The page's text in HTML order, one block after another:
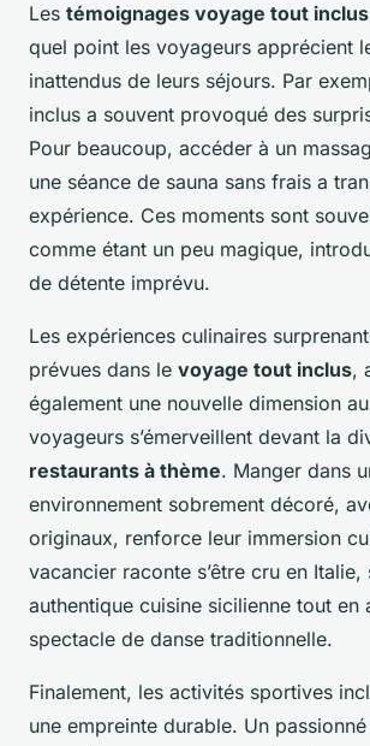
Les témoignages voyage tout inclus
quel point les voyageurs apprécient
inattendus de leurs séjours. Par
inclus a souvent provoqué des
Pour beaucoup, accéder à un
une séance de sauna sans frais a
expérience. Ces moments sont
comme étant un peu magique,
de détente imprévu.
Les expériences culinaires
prévues dans le voyage tout inclus,
également une nouvelle dimension
voyageurs s’émerveillent devant la
restaurants à thème. Manger dans
environnement sobrement décoré,
originaux, renforce leur immersion
vacancier raconte s’être cru en Italie,
authentique cuisine sicilienne tout en
spectacle de danse traditionnelle.
Finalement, les activités sportives
une empreinte durable. Un